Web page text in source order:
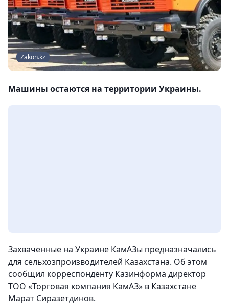
Zakon.kz
Машины остаются на территории Украины.
Захваченные на Украине КамАЗы предназначались
для сельхозпроизводителей Казахстана. Об этом
сообщил корреспонденту Казинформа директор
ТОО «Торговая компания КамАЗ» в Казахстане
Марат Сиразетдинов.